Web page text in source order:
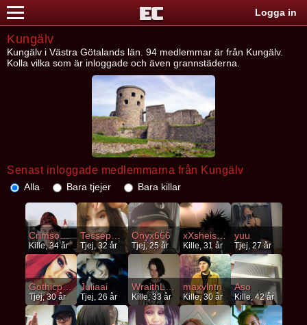
Logga in
Kungälv
Kungälv i Västra Götalands län. 94 medlemmar är från Kungälv.
Kolla vilka som är inloggade och även grannstäderna.
Senast inloggade medlemmarna från Kungälv
Alla Bara tjejer Bara killar
Crimsonfucker
Kille, 34 år
Tesseponken
Tjej, 32 år
Onyx666
Tjej, 25 år
xXsheismyXx
Kille, 31 år
yuu
Tjej, 27 år
Gothicpalama
Tjej, 30 år
Juliaai
Tjej, 26 år
WraithLord420
Kille, 33 år
maxvlntn
Kille, 30 år
Aso
Kille, 42 år